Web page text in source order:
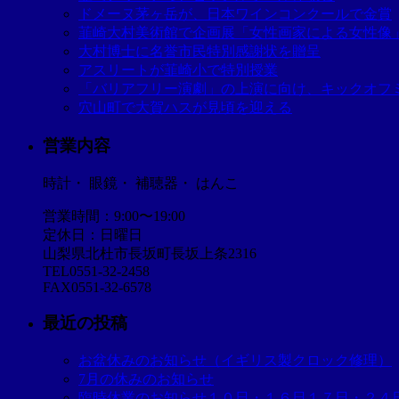
ドメーヌ茅ヶ岳が、日本ワインコンクールで金賞
韮崎大村美術館で企画展「女性画家による女性像
大村博士に名誉市民特別感謝状を贈呈
アスリートが韮崎小で特別授業
「バリアフリー演劇」の上演に向け、キックオフ
穴山町で大賀ハスが見頃を迎える
営業内容
時計・ 眼鏡・ 補聴器・ はんこ
営業時間：9:00〜19:00
定休日：日曜日
山梨県北杜市長坂町長坂上条2316
TEL0551-32-2458
FAX0551-32-6578
最近の投稿
お盆休みのお知らせ（イギリス製クロック修理）
7月の休みのお知らせ